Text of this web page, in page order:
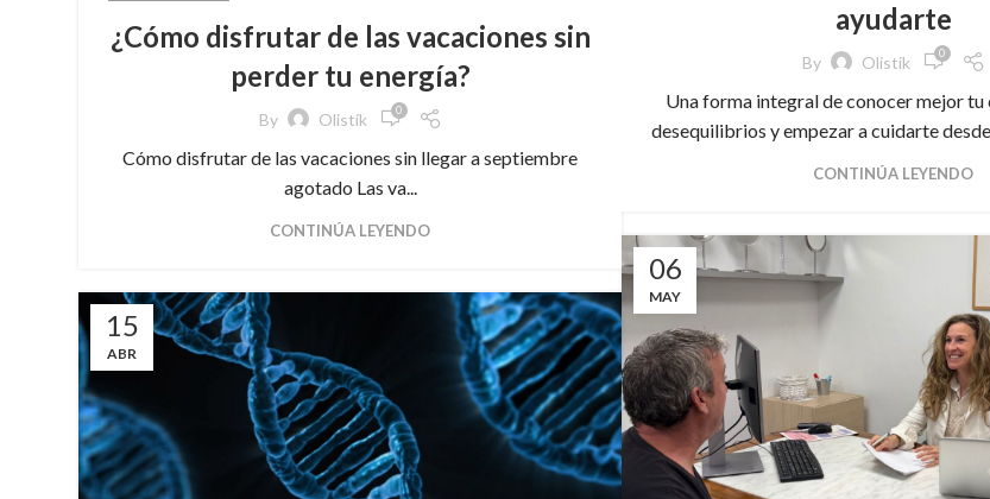
¿Cómo disfrutar de las vacaciones sin
perder tu energía?
By Olistik 0
Cómo disfrutar de las vacaciones sin llegar a septiembre
agotado Las va...
CONTINÚA LEYENDO
ayudarte
By Olistik 0
Una forma integral de conocer mejor
desequilibrios y empezar a cuidarte
CONTINÚA LEYENDO
06
MAY
15
ABR